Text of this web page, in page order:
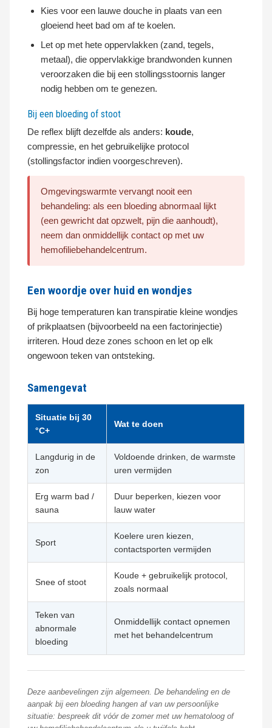
Kies voor een lauwe douche in plaats van een
gloeiend heet bad om af te koelen.
Let op met hete oppervlakken (zand, tegels,
metaal), die oppervlakkige brandwonden kunnen
veroorzaken die bij een stollingsstoornis langer
nodig hebben om te genezen.
Bij een bloeding of stoot
De reflex blijft dezelfde als anders: koude,
compressie, en het gebruikelijke protocol
(stollingsfactor indien voorgeschreven).
Omgevingswarmte vervangt nooit een
behandeling: als een bloeding abnormaal lijkt
(een gewricht dat opzwelt, pijn die aanhoudt),
neem dan onmiddellijk contact op met uw
hemofiliebehandelcentrum.
Een woordje over huid en wondjes
Bij hoge temperaturen kan transpiratie kleine wondjes
of prikplaatsen (bijvoorbeeld na een factorinjectie)
irriteren. Houd deze zones schoon en let op elk
ongewoon teken van ontsteking.
Samengevat
Situatie bij 30
°C+
Wat te doen
Langdurig in de
zon
Voldoende drinken, de warmste
uren vermijden
Erg warm bad /
sauna
Duur beperken, kiezen voor
lauw water
Sport
Koelere uren kiezen,
contactsporten vermijden
Snee of stoot
Koude + gebruikelijk protocol,
zoals normaal
Teken van
abnormale
bloeding
Onmiddellijk contact opnemen
met het behandelcentrum
Deze aanbevelingen zijn algemeen. De behandeling en de
aanpak bij een bloeding hangen af van uw persoonlijke
situatie: bespreek dit vóór de zomer met uw hematoloog of